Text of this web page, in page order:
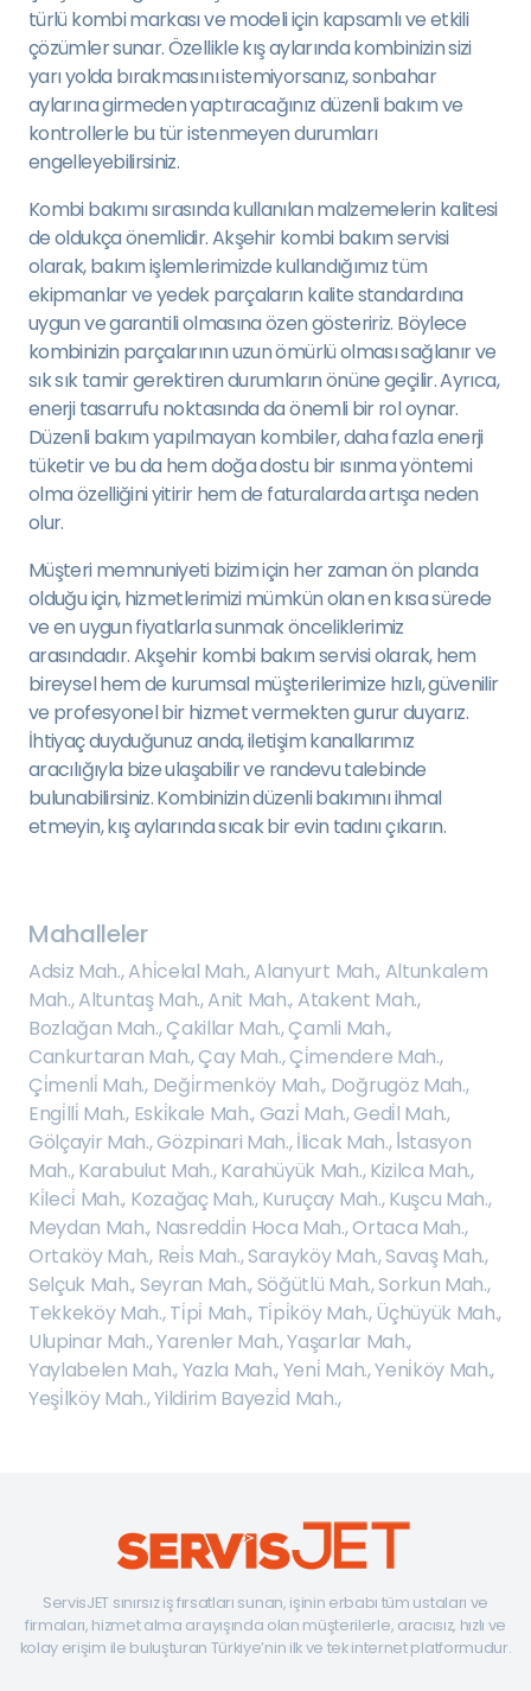
türlü kombi markası ve modeli için kapsamlı ve etkili
çözümler sunar. Özellikle kış aylarında kombinizin sizi
yarı yolda bırakmasını istemiyorsanız, sonbahar
aylarına girmeden yaptıracağınız düzenli bakım ve
kontrollerle bu tür istenmeyen durumları
engelleyebilirsiniz.
Kombi bakımı sırasında kullanılan malzemelerin kalitesi
de oldukça önemlidir. Akşehir kombi bakım servisi
olarak, bakım işlemlerimizde kullandığımız tüm
ekipmanlar ve yedek parçaların kalite standardına
uygun ve garantili olmasına özen gösteririz. Böylece
kombinizin parçalarının uzun ömürlü olması sağlanır ve
sık sık tamir gerektiren durumların önüne geçilir. Ayrıca,
enerji tasarrufu noktasında da önemli bir rol oynar.
Düzenli bakım yapılmayan kombiler, daha fazla enerji
tüketir ve bu da hem doğa dostu bir ısınma yöntemi
olma özelliğini yitirir hem de faturalarda artışa neden
olur.
Müşteri memnuniyeti bizim için her zaman ön planda
olduğu için, hizmetlerimizi mümkün olan en kısa sürede
ve en uygun fiyatlarla sunmak önceliklerimiz
arasındadır. Akşehir kombi bakım servisi olarak, hem
bireysel hem de kurumsal müşterilerimize hızlı, güvenilir
ve profesyonel bir hizmet vermekten gurur duyarız.
İhtiyaç duyduğunuz anda, iletişim kanallarımız
aracılığıyla bize ulaşabilir ve randevu talebinde
bulunabilirsiniz. Kombinizin düzenli bakımını ihmal
etmeyin, kış aylarında sıcak bir evin tadını çıkarın.
Mahalleler
Adsiz Mah.,Ahi̇celal Mah.,Alanyurt Mah.,Altunkalem
Mah.,Altuntaş Mah.,Anit Mah.,Atakent Mah.,
Bozlağan Mah.,Çakillar Mah.,Çamli Mah.,
Cankurtaran Mah.,Çay Mah.,Çi̇mendere Mah.,
Çi̇menli̇ Mah., Deği̇rmenköy Mah., Doğrugöz Mah.,
Engi̇lli̇ Mah., Eski̇kale Mah.,Gazi̇ Mah.,Gedi̇l Mah.,
Gölçayir Mah.,Gözpinari Mah.,İlicak Mah.,İ̇stasyon
Mah.,Karabulut Mah.,Karahüyük Mah.,Kizilca Mah.,
Ki̇leci̇ Mah., Kozağaç Mah.,Kuruçay Mah.,Kuşcu Mah.,
Meydan Mah., Nasreddi̇n Hoca Mah.,Ortaca Mah.,
Ortaköy Mah., Rei̇s Mah.,Sarayköy Mah.,Savaş Mah.,
Selçuk Mah.,Seyran Mah.,Söğütlü Mah.,Sorkun Mah.,
Tekkeköy Mah.,Ti̇pi̇ Mah., Ti̇pi̇köy Mah.,Üçhüyük Mah.,
Ulupinar Mah.,Yarenler Mah.,Yaşarlar Mah.,
Yaylabelen Mah.,Yazla Mah.,Yeni̇ Mah.,Yeni̇köy Mah.,
Yeşi̇lköy Mah.,Yildirim Bayezi̇d Mah.,
ServisJET sınırsız iş fırsatları sunan, işinin erbabı tüm ustaları ve
firmaları, hizmet alma arayışında olan müşterilerle, aracısız, hızlı ve
kolay erişim ile buluşturan Türkiye’nin ilk ve tek internet platformudur.